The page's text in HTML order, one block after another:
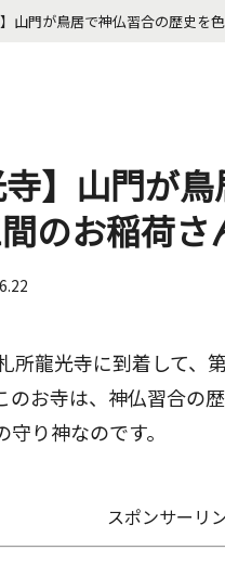
山門が鳥居で神仏習合の歴史を
寺】山門が
のお稲荷さ
所龍光寺に到着して、
のお寺は、神仏習合の
り神なのです。
スポンサーリ